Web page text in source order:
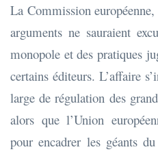
La Commission
arguments ne sauraient
monopole et des pratiques
certains éditeurs. L’affaire
large de régulation des
alors que l’Union
pour encadrer les géants